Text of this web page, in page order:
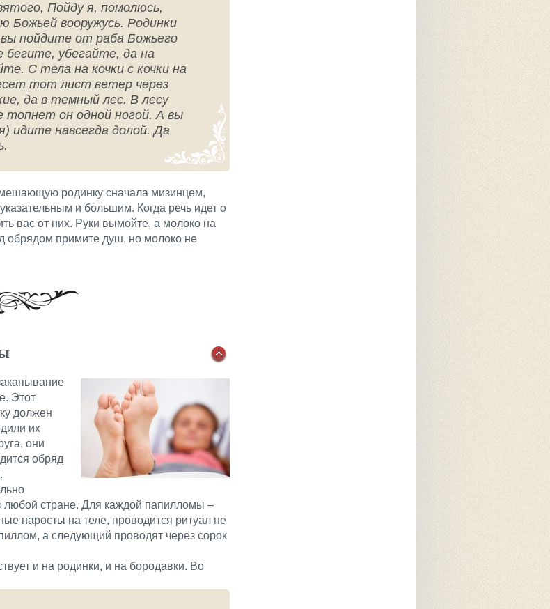
Пойду я, помолюсь,
Божьей вооружусь. Родинки
вы пойдите от раба Божьего
бегите, убегайте, да на
С тела на кочки с кочки на
тот лист ветер через
да в темный лес. В лесу
топнет он одной ногой. А вы
идите навсегда долой. Да
родинку сначала мизинцем,
и большим. Когда речь идет о
вас от них. Руки вымойте, а молоко на
обрядом примите душ, но молоко не
Этот
должен
их
они
обряд
любой стране. Для каждой папилломы –
наросты на теле, проводится ритуал не
а следующий проводят через сорок
и на родинки, и на бородавки. Во